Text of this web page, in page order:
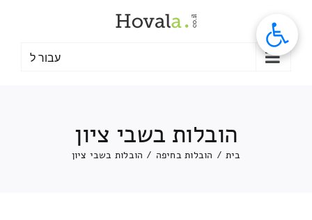
עבור ל
הובלות בשבי ציון
בית / הובלות בחיפה / הובלות בשבי ציון